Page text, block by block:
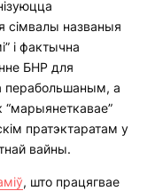
сімвалы названыя
і фактычна
БНР для
перабольшаным, а
“марыянеткавае”
пратэктаратам у
вайны.
, што працягвае